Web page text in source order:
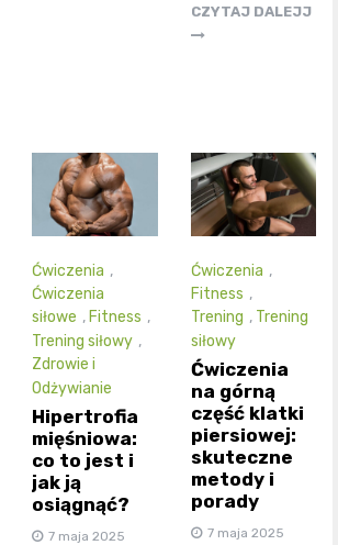
CZYTAJ DALEJJ
Ćwiczenia ,
Ćwiczenia
siłowe ,Fitness ,
Trening siłowy ,
Zdrowie i
Odżywianie
Hipertrofia
mięśniowa:
co to jest i
jak ją
osiągnąć?
7 maja 2025
Ćwiczenia ,
Fitness ,
Trening , Trening
siłowy
Ćwiczenia
na górną
część klatki
piersiowej:
skuteczne
metody i
porady
7 maja 2025